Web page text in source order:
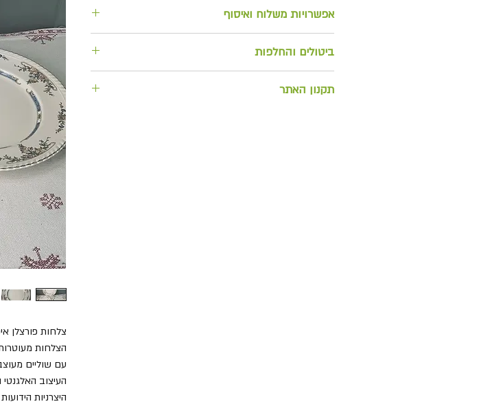
צלחות פורצלן
הצלחות
עם שוליים
העיצוב האלגנטי
היצרניות
אפשרויות משלוח ואיסוף
ביטולים והחלפות
תקנון האתר